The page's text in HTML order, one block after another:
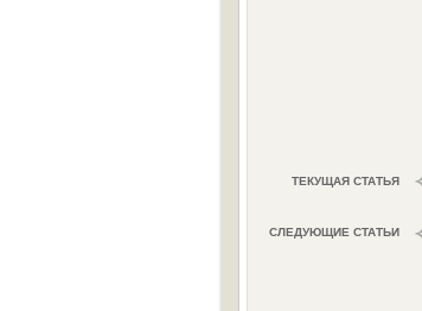
ТЕКУЩАЯ СТАТЬЯ
СЛЕДУЮЩИЕ СТАТЬИ